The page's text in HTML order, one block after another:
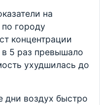
на
городу
концентрации
в 5 раз превышало
ухудшилась до
дни воздух быстро